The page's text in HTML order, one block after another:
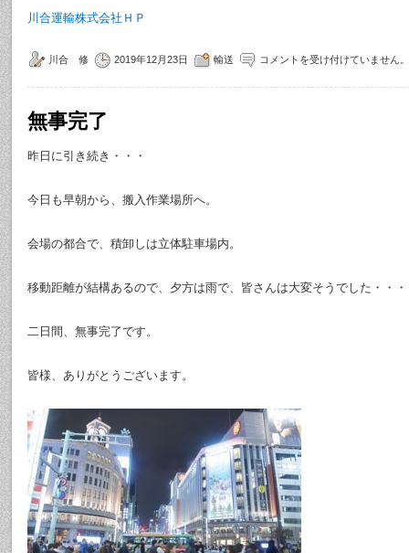
川合運輸株式会社ＨＰ
川合 修 2019年12月23日 輸送 コメントを受け付けていません。
無事完了
昨日に引き続き・・・
今日も早朝から、搬入作業場所へ。
会場の都合で、積卸しは立体駐車場内。
移動距離が結構あるので、夕方は雨で、皆さんは大変そうでした・・・
二日間、無事完了です。
皆様、ありがとうございます。